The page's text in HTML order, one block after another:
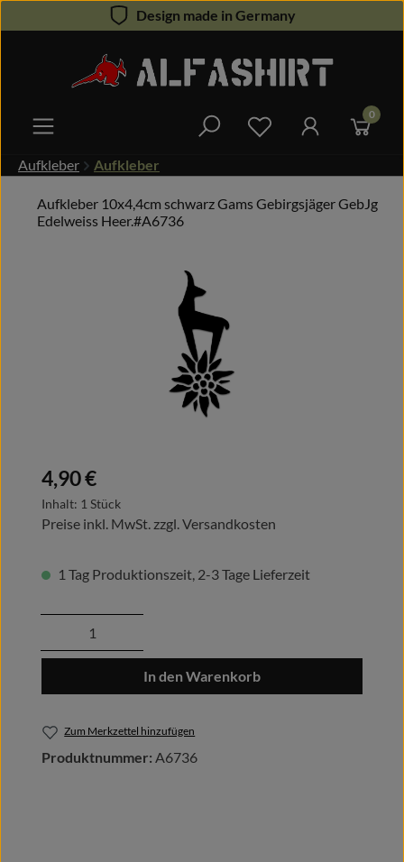
Zum Hauptinhalt springenDesign made in Germany
Du hast 0 0
Aufkleber Aufkleber
Aufkleber 10x4,4cm schwarz Gams Gebirgsjäger GebJg
Edelweiss Heer.#A6736
Regulärer Preis:
4,90 €
Inhalt: 1 Stück
Preise inkl. MwSt. zzgl. Versandkosten
1 Tag Produktionszeit, 2-3 Tage Lieferzeit
Produkt Anzahl: Gib den gewünschten
In den Warenkorb
Zum Merkzettel hinzufügen
Produktnummer: A6736